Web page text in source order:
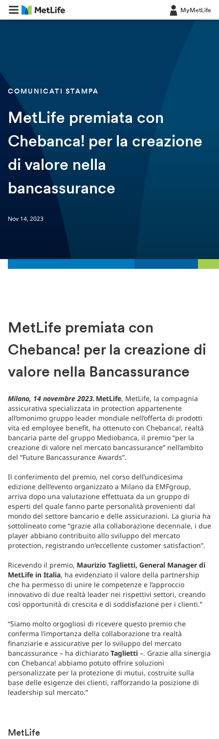
MyMetLife
COMUNICATI STAMPA
MetLife premiata con
Chebanca! per la creazione
di valore nella
bancassurance
Nov 14, 2023
MetLife premiata con
Chebanca! per la creazione di
valore nella Bancassurance
Milano, 14 novembre 2023. MetLife, MetLife, la compagnia
assicurativa specializzata in protection appartenente
all’omonimo gruppo leader mondiale nell’offerta di prodotti
vita ed employee benefit, ha ottenuto con Chebanca!, realtà
bancaria parte del gruppo Mediobanca, il premio “per la
creazione di valore nel mercato bancassurance” nell’ambito
del “Future Bancassurance Awards”.
Il conferimento del premio, nel corso dell’undicesima
edizione dell’evento organizzato a Milano da EMFgroup,
arriva dopo una valutazione effettuata da un gruppo di
esperti del quale fanno parte personalità provenienti dal
mondo del settore bancario e delle assicurazioni. La giuria ha
sottolineato come “grazie alla collaborazione decennale, i due
player abbiano contribuito allo sviluppo del mercato
protection, registrando un’eccellente customer satisfaction”.
Ricevendo il premio, Maurizio Taglietti, General Manager di
MetLife in Italia, ha evidenziato il valore della partnership
che ha permesso di unire le competenze e l’approccio
innovativo di due realtà leader nei rispettivi settori, creando
così opportunità di crescita e di soddisfazione per i clienti.”
“Siamo molto orgogliosi di ricevere questo premio che
conferma l’importanza della collaborazione tra realtà
finanziarie e assicurative per lo sviluppo del mercato
bancassurance – ha dichiarato Taglietti –. Grazie alla sinergia
con Chebanca! abbiamo potuto offrire soluzioni
personalizzate per la protezione di mutui, costruite sulla
base delle esigenze dei clienti, rafforzando la posizione di
leadership sul mercato.”
MetLife